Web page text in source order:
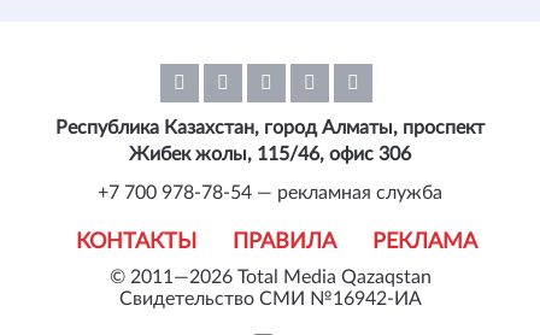
© 2011—2026 Total Media Qazaqstan
Свидетельство СМИ №16942-ИА
КОНТАКТЫ ПРАВИЛА РЕКЛАМА
Республика Казахстан, город Алматы, проспект
Жибек жолы, 115/46, офис 306
+7 700 978-78-54 — рекламная служба